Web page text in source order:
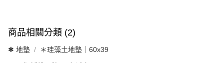
商品相關分類 (2)
✱ 地墊 ＊珪藻土地墊｜60x39